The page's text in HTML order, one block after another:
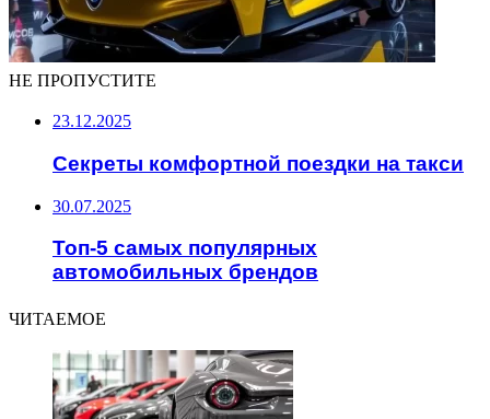
НЕ ПРОПУСТИТЕ
23.12.2025
Секреты комфортной поездки на такси
30.07.2025
Топ-5 самых популярных
автомобильных брендов
ЧИТАЕМОЕ